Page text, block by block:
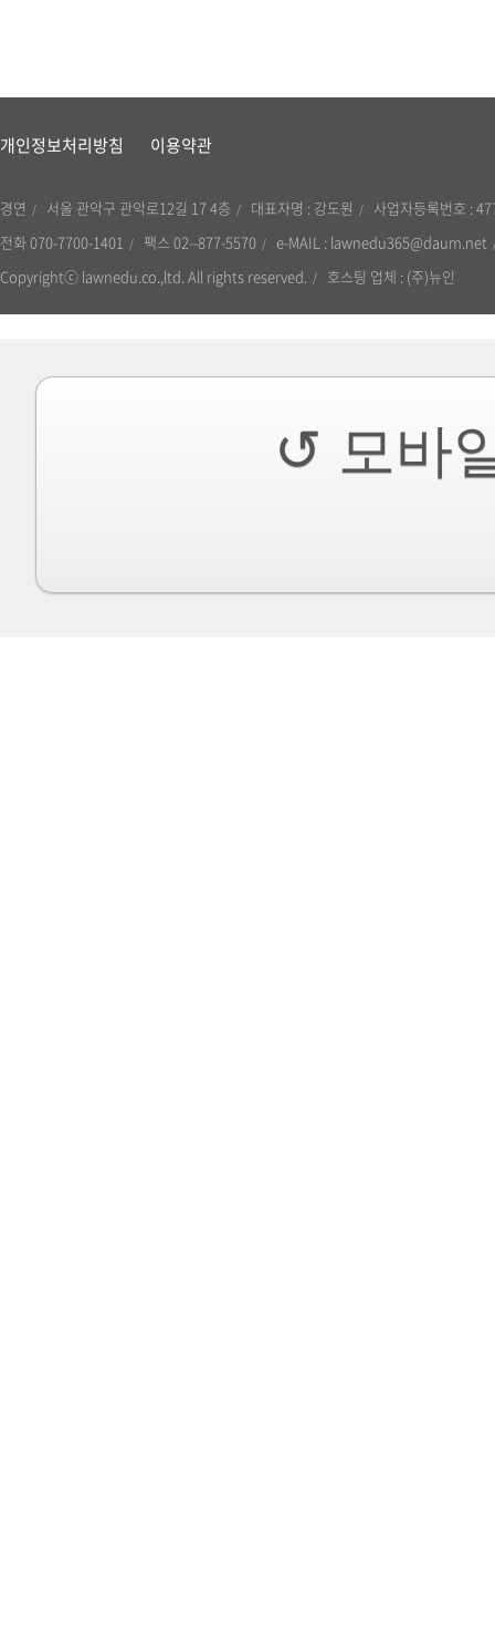
개인정보처리방침 이용약관
경연 서울 관악구 관악로12길 17 4층 대표자명 : 강도원
사업자등록번호 :
전화 070-7700-1401
팩스 02--877-5570
e-MAIL : lawnedu365@daum.net
Copyrightⓒ lawnedu.co.,ltd. All rights reserved.
호스팅 업체 : (주)뉴인
↺ 모바